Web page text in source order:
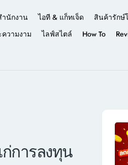
ำนักงาน ไอที & แก็ทเจ็ด สินค้ารักษ์
วามงาม ไลฟ์สไตล์ How To
การลงทุน